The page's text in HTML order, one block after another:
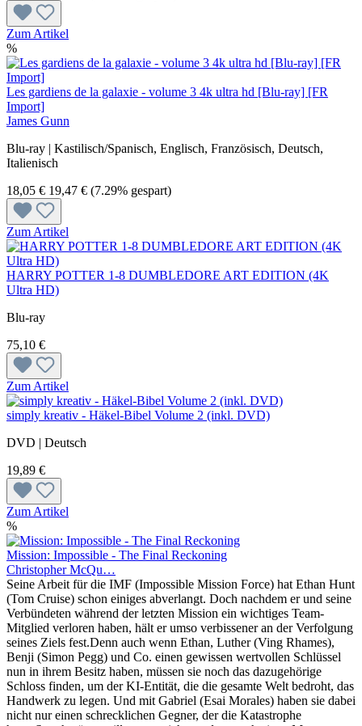
Zum Artikel
%
Les gardiens de la galaxie - volume 3 4k ultra hd [Blu-ray] [FR
Import]
James Gunn
Blu-ray | Kastilisch/Spanisch, Englisch, Französisch, Deutsch,
Italienisch
18,05 € 19,47 € (7.29% gespart)
Zum Artikel
HARRY POTTER 1-8 DUMBLEDORE ART EDITION (4K
Ultra HD)
Blu-ray
75,10 €
Zum Artikel
simply kreativ - Häkel-Bibel Volume 2 (inkl. DVD)
DVD | Deutsch
19,89 €
Zum Artikel
%
Mission: Impossible - The Final Reckoning
Christopher McQu…
Seine Arbeit für die IMF (Impossible Mission Force) hat Ethan Hunt
(Tom Cruise) schon einiges abverlangt. Doch nachdem er und seine
Verbündeten während der letzten Mission ein wichtiges Team-
Mitglied verloren haben, hält er umso verbissener an der Verfolgung
seines Ziels fest.Denn auch wenn Ethan, Luther (Ving Rhames),
Benji (Simon Pegg) und Co. einen gewissen wertvollen Schlüssel
nun in ihrem Besitz haben, müssen sie noch das dazugehörige
Schloss finden, um der KI-Entität, die die gesamte Welt bedroht, das
Handwerk zu legen. Und mit Gabriel (Esai Morales) haben sie dabei
nicht nur einen schrecklichen Gegner, der die Katastrophe